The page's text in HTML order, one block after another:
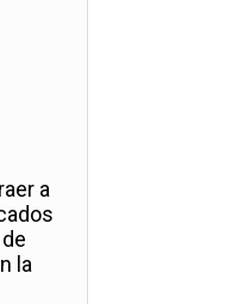
a
la